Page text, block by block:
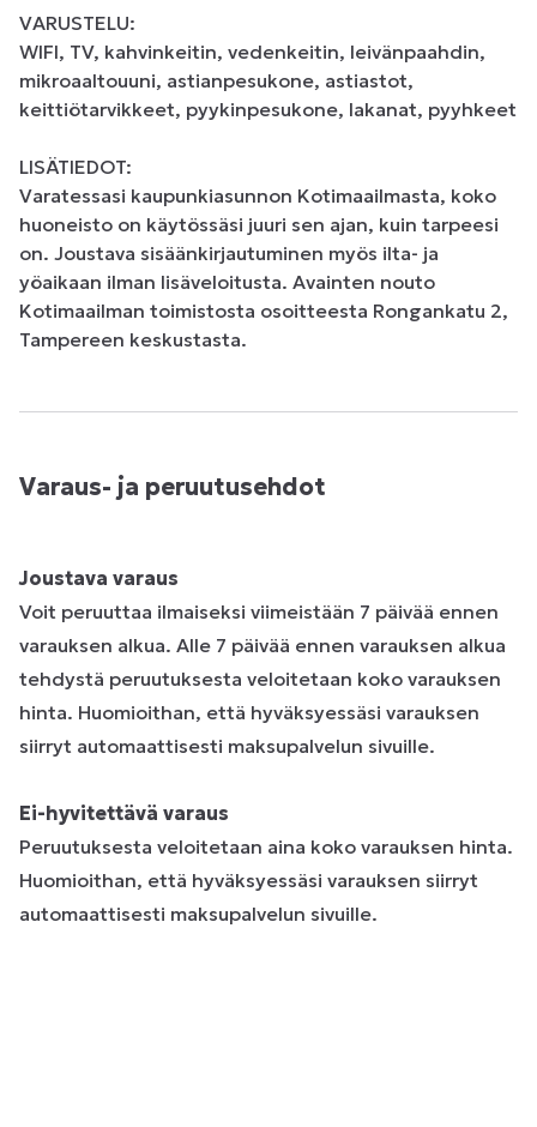
VARUSTELU:
WIFI, TV, kahvinkeitin, vedenkeitin, leivänpaahdin,
mikroaaltouuni, astianpesukone, astiastot,
keittiötarvikkeet, pyykinpesukone, lakanat, pyyhkeet
LISÄTIEDOT:
Varatessasi kaupunkiasunnon Kotimaailmasta, koko
huoneisto on käytössäsi juuri sen ajan, kuin tarpeesi
on. Joustava sisäänkirjautuminen myös ilta- ja
yöaikaan ilman lisäveloitusta. Avainten nouto
Kotimaailman toimistosta osoitteesta Rongankatu 2,
Tampereen keskustasta.
Varaus- ja peruutusehdot
Joustava varaus
Voit peruuttaa ilmaiseksi viimeistään 7 päivää ennen
varauksen alkua. Alle 7 päivää ennen varauksen alkua
tehdystä peruutuksesta veloitetaan koko varauksen
hinta. Huomioithan, että hyväksyessäsi varauksen
siirryt automaattisesti maksupalvelun sivuille.
Ei-hyvitettävä varaus
Peruutuksesta veloitetaan aina koko varauksen hinta.
Huomioithan, että hyväksyessäsi varauksen siirryt
automaattisesti maksupalvelun sivuille.